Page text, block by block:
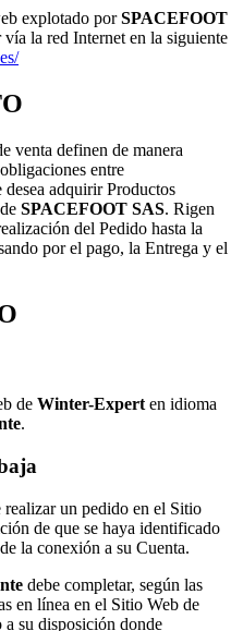
explotado porSPACEFOOT
vía la red Internet en la siguiente
venta definen de manera
entre
desea adquirir Productos
SPACEFOOT SAS. Rigen
del Pedido hasta la
por el pago, la Entrega y el
de Winter-Expert en idioma
.
un pedido en el Sitio
de que se haya identificado
la conexión a su Cuenta.
debe completar, según las
en línea en el Sitio Web de
su disposición donde